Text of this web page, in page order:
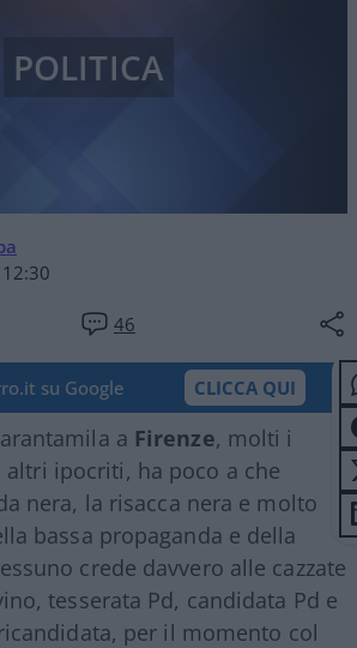
46
POLITICA
su Google CLICCA QUI
a Firenze, molti i
ipocriti, ha poco a che
nera, la risacca nera e molto
bassa propaganda e della
crede davvero alle cazzate
tesserata Pd, candidata Pd e
per il momento col